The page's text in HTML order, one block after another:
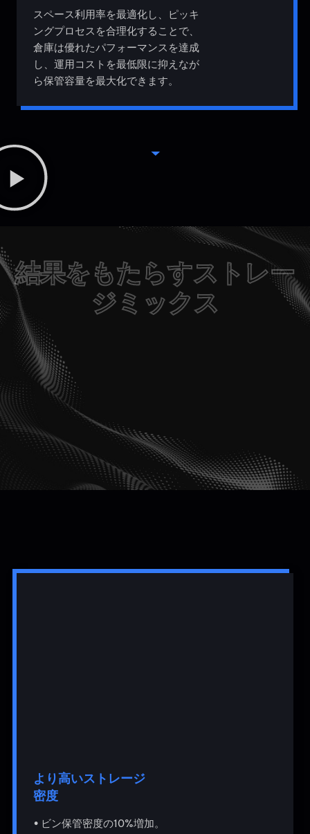
スペース利用率を最適化し、ピッキ
ングプロセスを合理化することで、
倉庫は優れたパフォーマンスを達成
し、運用コストを最低限に抑えなが
ら保管容量を最大化できます。
結果をもたらすストレー
ジミックス
より高いストレージ
密度
• ビン保管密度の10%増加。